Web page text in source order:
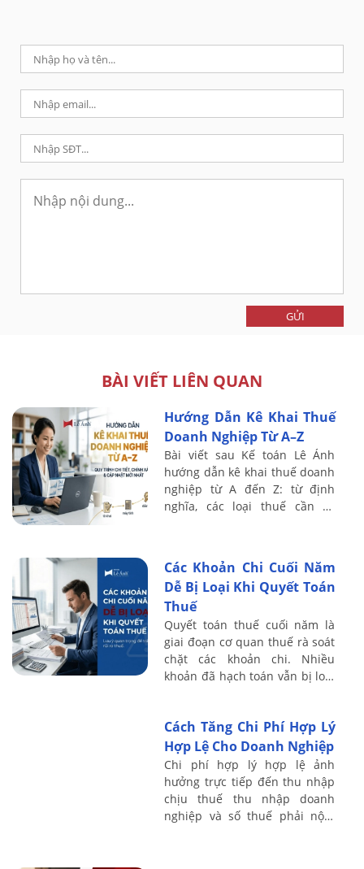
GỬI
BÀI VIẾT LIÊN QUAN
Hướng Dẫn Kê Khai Thuế
Doanh Nghiệp Từ A–Z
Bài viết sau Kế toán Lê Ánh
hướng dẫn kê khai thuế doanh
nghiệp từ A đến Z: từ định
nghĩa, các loại thuế cần kê
Các Khoản Chi Cuối Năm
Dễ Bị Loại Khi Quyết Toán
Thuế
Quyết toán thuế cuối năm là
giai đoạn cơ quan thuế rà soát
chặt các khoản chi. Nhiều
khoản đã hạch toán vẫn bị loại
thu nhập ...
Cách Tăng Chi Phí Hợp Lý
Hợp Lệ Cho Doanh Nghiệp
Chi phí hợp lý hợp lệ ảnh
hưởng trực tiếp đến thu nhập
chịu thuế thu nhập doanh
nghiệp và số thuế phải nộp.